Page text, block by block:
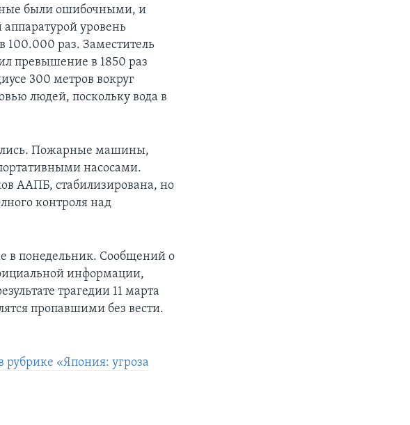
были ошибочными, и
аппаратурой уровень
100.000 раз. Заместитель
превышение в 1850 раз
300 метров вокруг
людей, поскольку вода в
Пожарные машины,
насосами.
ААПБ, стабилизирована, но
контроля над
в понедельник. Сообщений о
информации,
трагедии 11 марта
пропавшими без вести.
«Япония: угроза